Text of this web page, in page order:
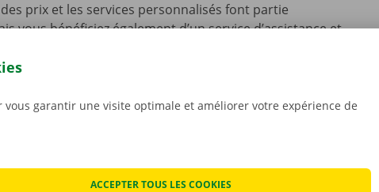
prix et les services personnalisés font partie
vous bénéficiez également d’un service d’assistance et
pouvez profiter de votre voiture de location en
vous garantir une visite optimale et améliorer votre expérience de
ACCEPTER TOUS LES COOKIES